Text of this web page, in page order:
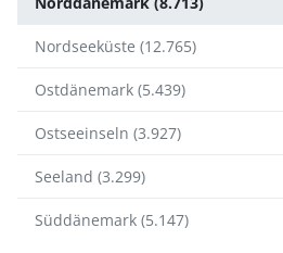
Nordseeküste (12.765)
Ostdänemark (5.439)
Ostseeinseln (3.927)
Seeland (3.299)
Süddänemark (5.147)